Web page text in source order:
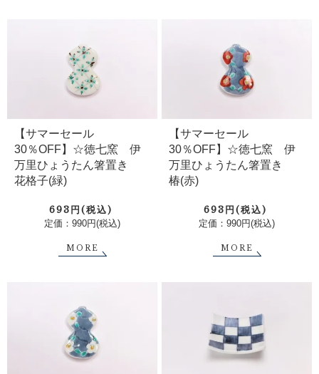
【サマーセール
30％OFF】☆徳七窯 伊
万里ひょうたん箸置き
花格子(緑)
693円(税込)
定価：990円(税込)
MORE
【サマーセール
30％OFF】☆徳七窯 伊
万里ひょうたん箸置き
椿(赤)
693円(税込)
定価：990円(税込)
MORE